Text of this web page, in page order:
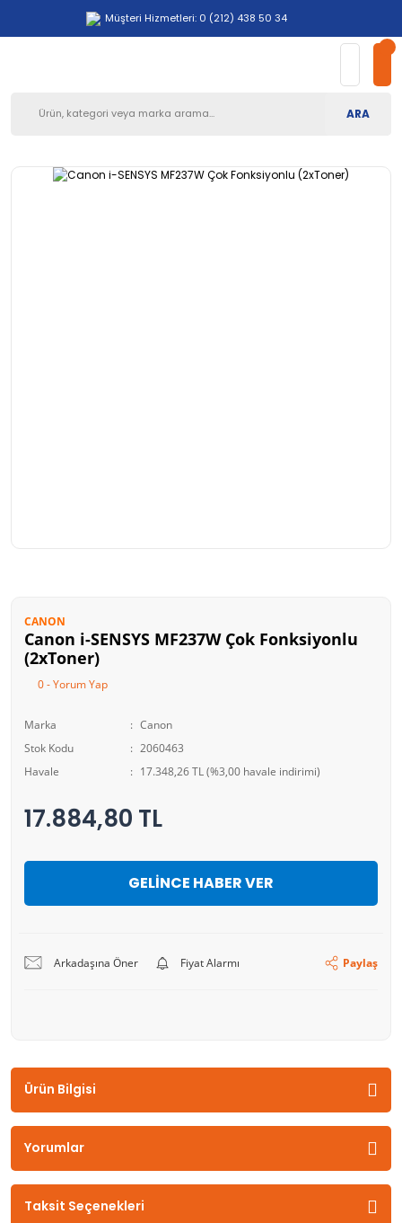
Müşteri Hizmetleri: 0 (212) 438 50 34
ARA
CANON
Canon i-SENSYS MF237W Çok Fonksiyonlu
(2xToner)
0 - Yorum Yap
Marka
Canon
Stok Kodu
2060463
Havale
17.348,26 TL (%3,00 havale indirimi)
17.884,80 TL
GELİNCE HABER VER
Arkadaşına Öner Fiyat Alarmı Paylaş
Ürün Bilgisi
Yorumlar
Taksit Seçenekleri